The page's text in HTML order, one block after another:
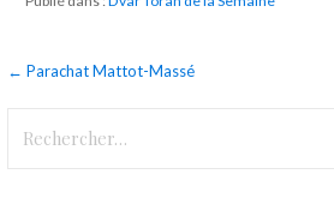
Navigation
← Parachat Mattot-Massé